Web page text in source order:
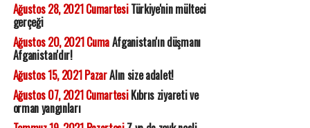
Ağustos 28, 2021 CumartesiTürkiye'nin mülteci
gerçeği
Ağustos 20, 2021 CumaAfganistan'ın düşmanı
Afganistan'dır!
Ağustos 15, 2021 PazarAlın size adalet!
Ağustos 07, 2021 CumartesiKıbrıs ziyareti ve
orman yangınları